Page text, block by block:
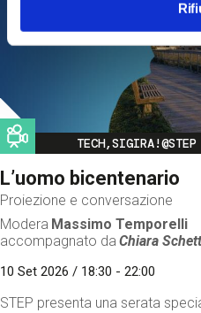
Image
TECH,SIGIRA!@STEP
L’uomo bicentenario
Proiezione e conversazione
Modera Massimo Temporelli
accompagnato da Chiara
10 Set 2026 / 18:30 - 22:00
STEP presenta una serata